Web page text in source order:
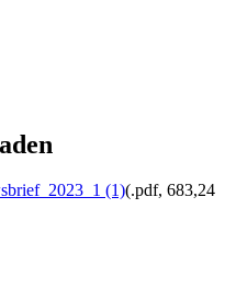
(1)(.pdf, 683,24